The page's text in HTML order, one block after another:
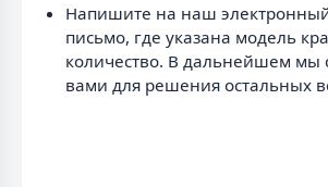
Напишите на наш
письмо, где указана модель
количество. В дальнейшем мы
вами для решения остальных